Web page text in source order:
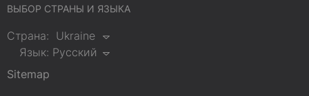
ВЫБОР СТРАНЫ И ЯЗЫКА
Страна: Ukraine
Язык: Русский
Sitemap